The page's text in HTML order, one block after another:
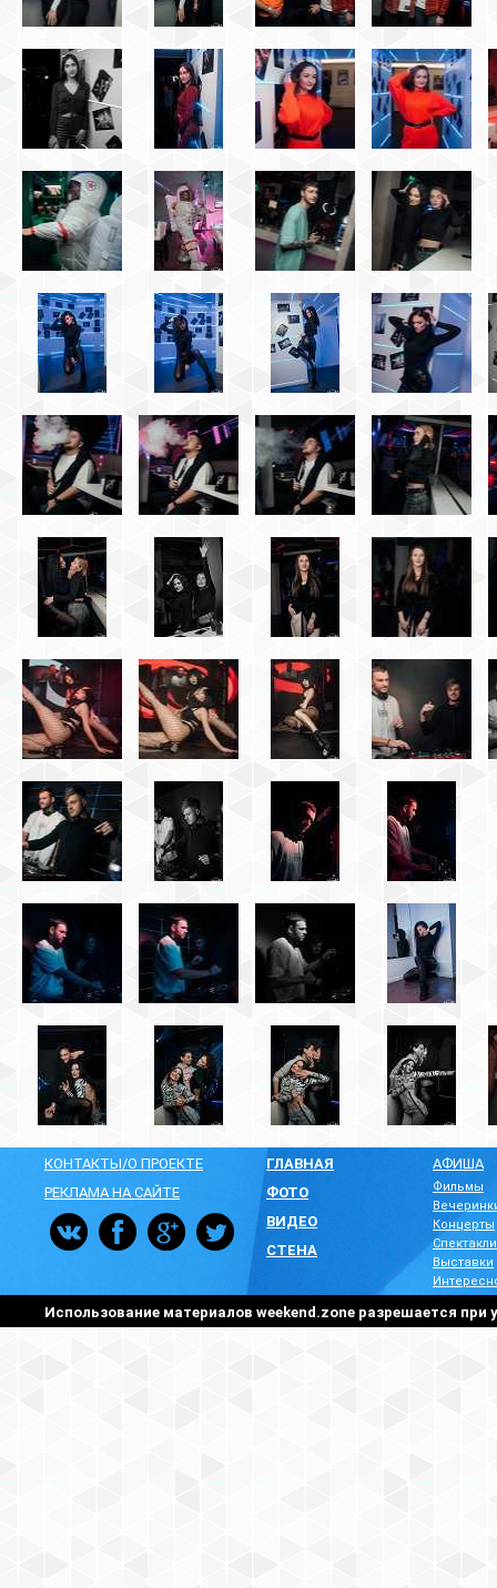
КОНТАКТЫ/О ПРОЕКТЕ
РЕКЛАМА НА САЙТЕ
ГЛАВНАЯ
ФОТО
ВИДЕО
СТЕНА
АФИША
Фильмы
Концерты
Спектакли
Выставки
Использование материалов weekend.zone разрешается